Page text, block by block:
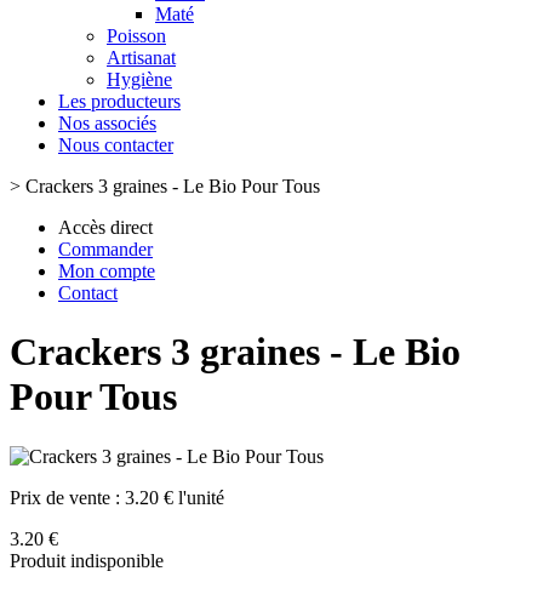
Maté
Poisson
Artisanat
Hygiène
Les producteurs
Nos associés
Nous contacter
> Crackers 3 graines - Le Bio Pour Tous
Accès direct
Commander
Mon compte
Contact
Crackers 3 graines - Le Bio
Pour Tous
Prix de vente : 3.20 € l'unité
3.20 €
Produit indisponible